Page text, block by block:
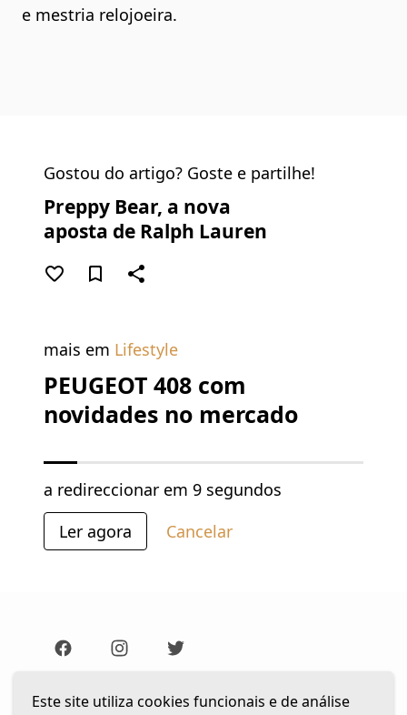
Este site utiliza cookies funcionais e de análise
e mestria relojoeira.
Gostou do artigo? Goste e partilhe!
Preppy Bear, a nova
aposta de Ralph Lauren
favorite_border bookmark_border share
mais em Lifestyle
PEUGEOT 408 com
novidades no mercado
a redireccionar em 9 segundos
Ler agora
Cancelar
Lista de Leitura Newsletter